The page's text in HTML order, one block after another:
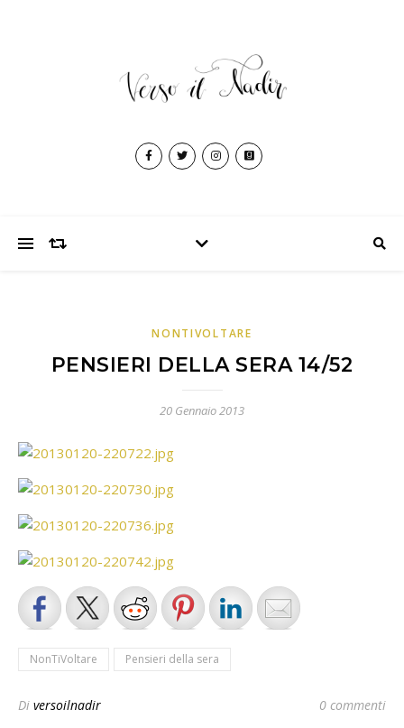
NONTIVOLTARE
PENSIERI DELLA SERA 14/52
20 Gennaio 2013
NonTiVoltare Pensieri della sera
Di versoilnadir 0 commenti